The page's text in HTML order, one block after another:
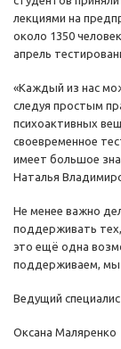
лекциями на
около 1350
апрель
«Каждый из нас
следуя простым
психоактивных
своевременное
имеет большое
Наталья
Не менее важно
поддерживать
это ещё одна
поддерживаем, мы
Ведущий
Оксана Маляренко